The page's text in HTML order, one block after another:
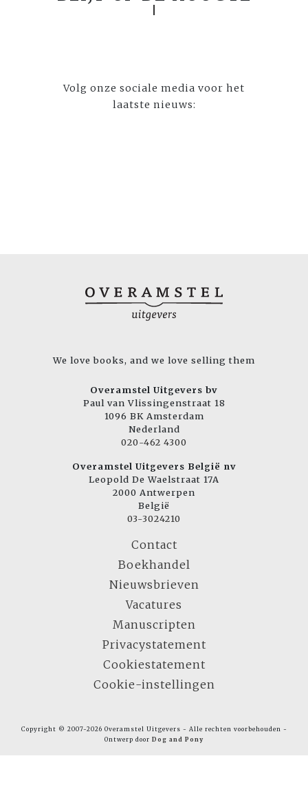
Volg onze sociale media voor het
laatste nieuws:
We love books, and we love selling them
Overamstel Uitgevers bv
Paul van Vlissingenstraat 18
1096 BK Amsterdam
Nederland
020-462 4300
Overamstel Uitgevers België nv
Leopold De Waelstraat 17A
2000 Antwerpen
België
03-3024210
Contact
Boekhandel
Nieuwsbrieven
Vacatures
Manuscripten
Privacystatement
Cookiestatement
Cookie-instellingen
Copyright © 2007-2026 Overamstel Uitgevers - Alle rechten voorbehouden -
Ontwerp door Dog and Pony